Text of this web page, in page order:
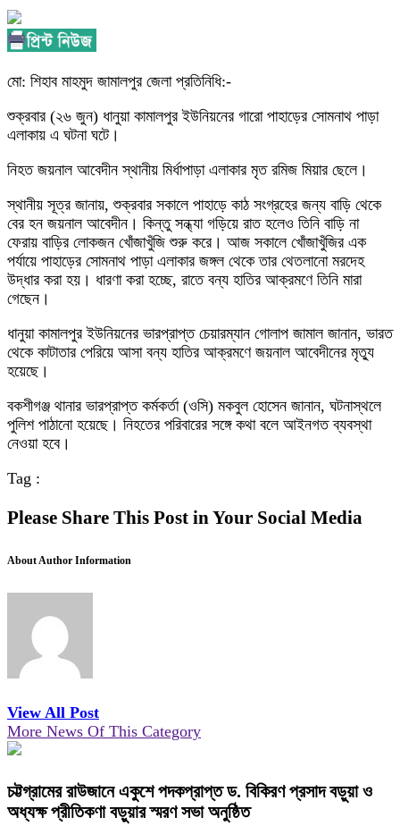
মো: শিহাব মাহমুদ জামালপুর জেলা প্রতিনিধি:-
শুক্রবার (২৬ জুন) ধানুয়া কামালপুর ইউনিয়নের গারো পাহাড়ের সোমনাথ পাড়া
এলাকায় এ ঘটনা ঘটে।
নিহত জয়নাল আবেদীন স্থানীয় মির্ধাপাড়া এলাকার মৃত রমিজ মিয়ার ছেলে।
স্থানীয় সূত্র জানায়, শুক্রবার সকালে পাহাড়ে কাঠ সংগ্রহের জন্য বাড়ি থেকে
বের হন জয়নাল আবেদীন। কিন্তু সন্ধ্যা গড়িয়ে রাত হলেও তিনি বাড়ি না
ফেরায় বাড়ির লোকজন খোঁজাখুঁজি শুরু করে। আজ সকালে খোঁজাখুঁজির এক
পর্যায়ে পাহাড়ের সোমনাথ পাড়া এলাকার জঙ্গল থেকে তার থেতলানো মরদেহ
উদ্ধার করা হয়। ধারণা করা হচ্ছে, রাতে বন্য হাতির আক্রমণে তিনি মারা
গেছেন।
ধানুয়া কামালপুর ইউনিয়নের ভারপ্রাপ্ত চেয়ারম্যান গোলাপ জামাল জানান, ভারত
থেকে কাটাতার পেরিয়ে আসা বন্য হাতির আক্রমণে জয়নাল আবেদীনের মৃত্যু
হয়েছে।
বকশীগঞ্জ থানার ভারপ্রাপ্ত কর্মকর্তা (ওসি) মকবুল হোসেন জানান, ঘটনাস্থলে
পুলিশ পাঠানো হয়েছে। নিহতের পরিবারের সঙ্গে কথা বলে আইনগত ব্যবস্থা
নেওয়া হবে।
Tag :
Please Share This Post in Your Social Media
About Author Information
View All Post
More News Of This Category
চট্টগ্রামের রাউজানে একুশে পদকপ্রাপ্ত ড. বিকিরণ প্রসাদ বড়ুয়া ও
অধ্যক্ষ প্রীতিকণা বড়ুয়ার স্মরণ সভা অনুষ্ঠিত